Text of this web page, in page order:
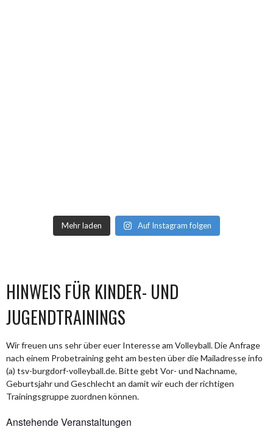
Mehr laden Auf Instagram folgen
HINWEIS FÜR KINDER- UND
JUGENDTRAININGS
Wir freuen uns sehr über euer Interesse am Volleyball. Die Anfrage
nach einem Probetraining geht am besten über die Mailadresse info
(a) tsv-burgdorf-volleyball.de. Bitte gebt Vor- und Nachname,
Geburtsjahr und Geschlecht an damit wir euch der richtigen
Trainingsgruppe zuordnen können.
Anstehende Veranstaltungen